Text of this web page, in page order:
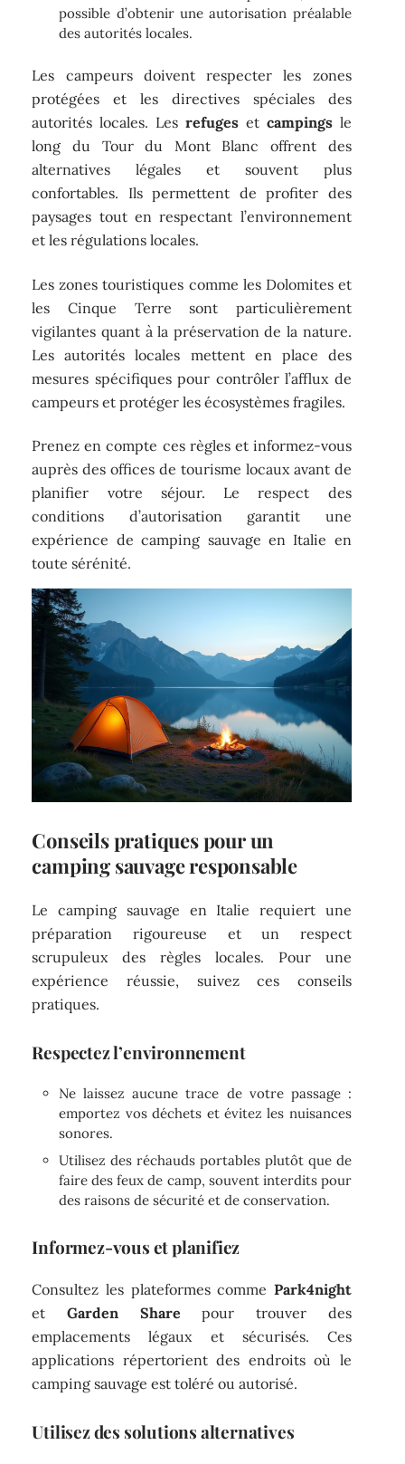
possible d’obtenir une autorisation préalable
des autorités locales.
Les campeurs doivent respecter les zones
protégées et les directives spéciales des
autorités locales. Les refuges et campingsle
long du Tour du Mont Blanc offrent des
alternatives légales et souvent plus
confortables. Ils permettent de profiter des
paysages tout en respectant l’environnement
et les régulations locales.
Les zones touristiques comme les Dolomites et
les Cinque Terre sont particulièrement
vigilantes quant à la préservation de la nature.
Les autorités locales mettent en place des
mesures spécifiques pour contrôler l’afflux de
campeurs et protéger les écosystèmes fragiles.
Prenez en compte ces règles et informez-vous
auprès des offices de tourisme locaux avant de
planifier votre séjour. Le respect des
conditions d’autorisation garantit une
expérience de camping sauvage en Italie en
toute sérénité.
Conseils pratiques pour un
camping sauvage responsable
Le camping sauvage en Italie requiert une
préparation rigoureuse et un respect
scrupuleux des règles locales. Pour une
expérience réussie, suivez ces conseils
pratiques.
Respectez l’environnement
Ne laissez aucune trace de votre passage :
emportez vos déchets et évitez les nuisances
sonores.
Utilisez des réchauds portables plutôt que de
faire des feux de camp, souvent interdits pour
des raisons de sécurité et de conservation.
Informez-vous et planifiez
Consultez les plateformes comme Park4night
etGarden Share pour trouver des
emplacements légaux et sécurisés. Ces
applications répertorient des endroits où le
camping sauvage est toléré ou autorisé.
Utilisez des solutions alternatives